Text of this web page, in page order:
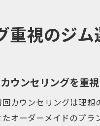
重視のジ
ウンセリングを重
カウンセリングは理
オーダーメイドのプ